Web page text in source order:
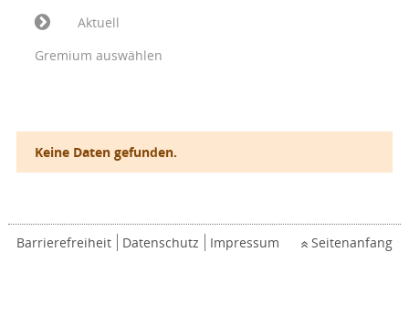
Aktuell
Gremium auswählen
Keine Daten gefunden.
Barrierefreiheit Datenschutz Impressum Seitenanfang